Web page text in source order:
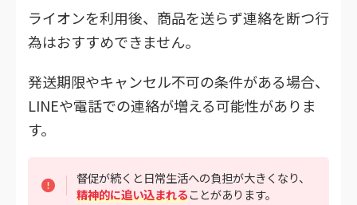
ライオンを利用後、商品を送らず連絡を断つ行
為はおすすめできません。
発送期限やキャンセル不可の条件がある場合、
LINEや電話での連絡が増える可能性がありま
す。
督促が続くと日常生活への負担が大きくなり、
精神的に追い込まれることがあります。